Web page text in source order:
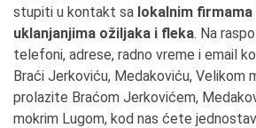
stupiti u kontakt sa lokalnim firmama
uklanjanjima ožiljaka i fleka. Na
telefoni, adrese, radno vreme i email
Braći Jerkoviću, Medakoviću, Velikom
prolazite Braćom Jerkovićem,
mokrim Lugom, kod nas ćete